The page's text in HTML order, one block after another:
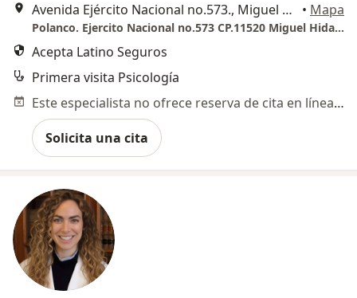
Avenida Ejército Nacional no.573., Miguel Hidalgo • Mapa
Polanco. Ejercito Nacional no.573 CP.11520 Miguel Hidalgo. Colonia Granada.
Acepta Latino Seguros
Primera visita Psicología
Este especialista no ofrece reserva de cita en línea en esta dirección.
Solicita una cita